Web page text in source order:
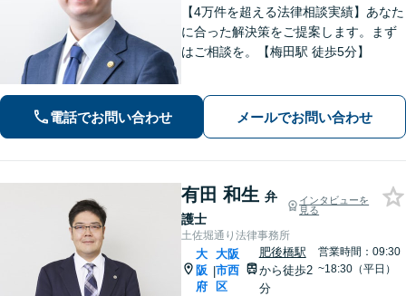
【4万件を超える法律相談実績】あなた
に合った解決策をご提案します。まず
はご相談を。【梅田駅 徒歩5分】
電話でお問い合わせ メールでお問い合わせ
有田 和生 弁
護士
インタビューを
見る
土佐堀通り法律事務所
大
阪
府
|
大阪
市西
区
肥後橋駅
から徒歩2
分
営業時間：09:30
~18:30（平日）